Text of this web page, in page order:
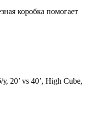
коробка помогает
20’ vs 40’, High Cube,